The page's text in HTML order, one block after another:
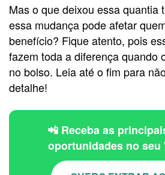
Mas o que deixou essa quantia
essa mudança pode afetar
benefício? Fique atento, pois
fazem toda a diferença quando
no bolso. Leia até o fim para
detalhe!
📲 Receba as
oportunidades no seu